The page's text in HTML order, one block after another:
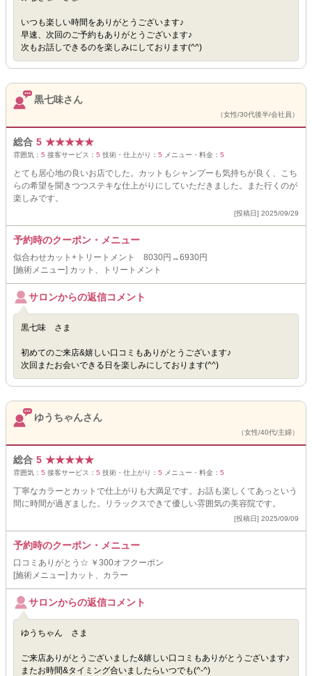
いつも楽しい時間をありがとうございます♪
早速、次回のご予約もありがとうございます♪
次もお話しできるのを楽しみにしております(^^)
黒七味さん
（女性/30代後半/会社員）
総合 5 ★★★★★
雰囲気： 5 接客サービス： 5 技術・仕上がり： 5 メニュー・料金： 5
とても居心地の良いお店でした。カットもシャンプーも気持ちが良く、こち
らの希望を聞きつつステキな仕上がりにしていただきました。また行くのが
楽しみです。
[投稿日] 2025/09/29
予約時のクーポン・メニュー
似合わせカット+トリートメント 8030円→6930円
[施術メニュー] カット、トリートメント
サロンからの返信コメント
黒七味 さま
初めてのご来店&嬉しい口コミもありがとうございます♪
次回またお会いできる日を楽しみにしております(^^)
ゆうちゃんさん
（女性/40代/主婦）
総合 5 ★★★★★
雰囲気： 5 接客サービス： 5 技術・仕上がり： 5 メニュー・料金： 5
丁寧なカラーとカットで仕上がりも大満足です。お話も楽しくてあっという
間に時間が過ぎました。リラックスできて優しい雰囲気の美容院です。
[投稿日] 2025/09/09
予約時のクーポン・メニュー
口コミありがとう☆ ￥300オフクーポン
[施術メニュー] カット、カラー
サロンからの返信コメント
ゆうちゃん さま
ご来店ありがとうございました&嬉しい口コミもありがとうございます♪
またお時間&タイミング合いましたらいつでも(^-^)